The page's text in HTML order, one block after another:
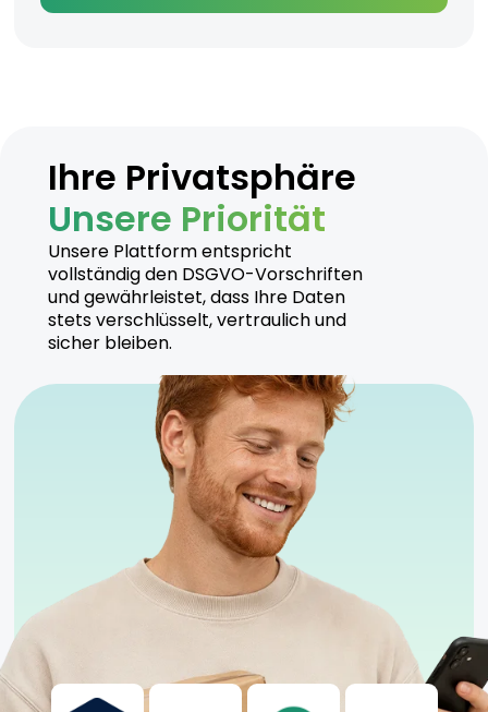
Ihre Privatsphäre
Unsere Priorität
Unsere Plattform entspricht
vollständig den DSGVO-Vorschriften
und gewährleistet, dass Ihre Daten
stets verschlüsselt, vertraulich und
sicher bleiben.